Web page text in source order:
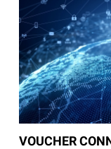
VOUCHER